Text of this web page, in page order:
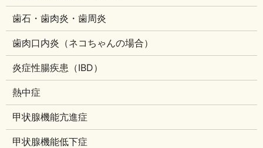
歯石・歯肉炎・歯周炎
歯肉口内炎（ネコちゃんの場合）
炎症性腸疾患（IBD）
熱中症
甲状腺機能亢進症
甲状腺機能低下症